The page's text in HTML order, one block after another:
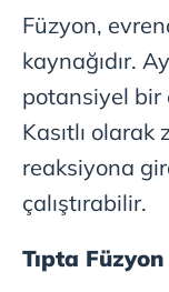
Füzyon,
kaynağıdır.
potansiyel bir
Kasıtlı
reaksiyona
çalıştırabilir.
Tıpta